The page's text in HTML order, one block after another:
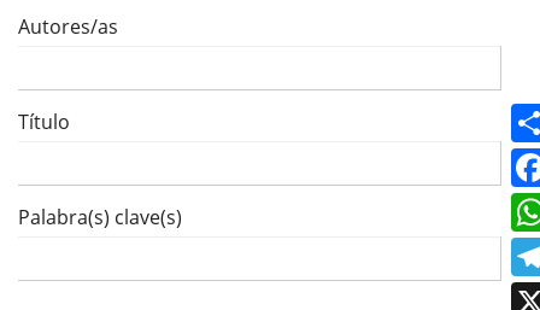
Autores/as
Título
Palabra(s) clave(s)